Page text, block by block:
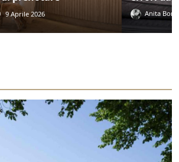
9 Aprile 2026 Anita